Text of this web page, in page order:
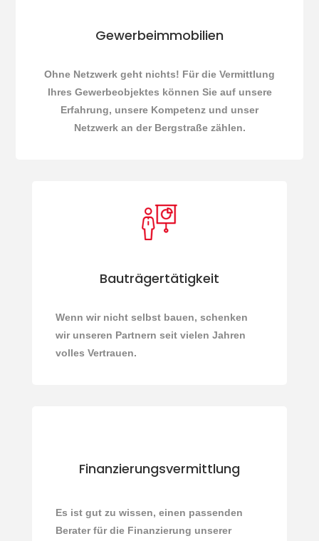
Gewerbeimmobilien
Ohne Netzwerk geht nichts! Für die Vermittlung
Ihres Gewerbeobjektes können Sie auf unsere
Erfahrung, unsere Kompetenz und unser
Netzwerk an der Bergstraße zählen.
Bauträgertätigkeit
Wenn wir nicht selbst bauen, schenken
wir unseren Partnern seit vielen Jahren
volles Vertrauen.
Finanzierungsvermittlung
Es ist gut zu wissen, einen passenden
Berater für die Finanzierung unserer